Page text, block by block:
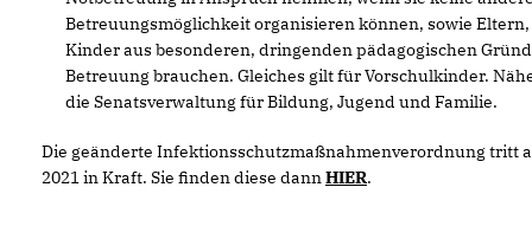
Betreuungsmöglichkeit organisieren können, sowie
Kinder aus besonderen, dringenden pädagogischen
Betreuung brauchen. Gleiches gilt für Vorschulkinder.
die Senatsverwaltung für Bildung, Jugend und Familie.
Die geänderte Infektionsschutzmaßnahmenverordnung tritt
2021 in Kraft. Sie finden diese dannHIER.